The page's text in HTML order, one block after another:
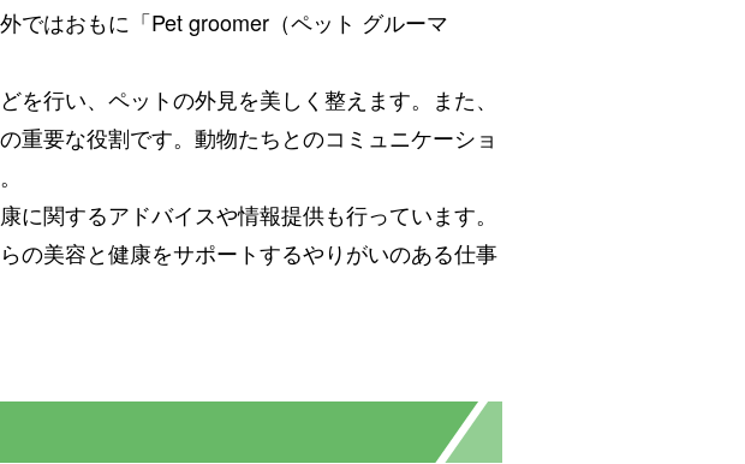
ではおもに「Pet groomer（ペット グルーマ
行い、ペットの外見を美しく整えます。また、
重要な役割です。動物たちとのコミュニケーショ
関するアドバイスや情報提供も行っています。
の美容と健康をサポートするやりがいのある仕事